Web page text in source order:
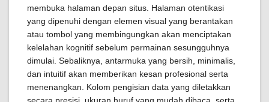
membuka halaman depan situs. Halaman otentikasi
yang dipenuhi dengan elemen visual yang berantakan
atau tombol yang membingungkan akan menciptakan
kelelahan kognitif sebelum permainan sesungguhnya
dimulai. Sebaliknya, antarmuka yang bersih, minimalis,
dan intuitif akan memberikan kesan profesional serta
menenangkan. Kolom pengisian data yang diletakkan
secara presisi, ukuran huruf yang mudah dibaca, serta